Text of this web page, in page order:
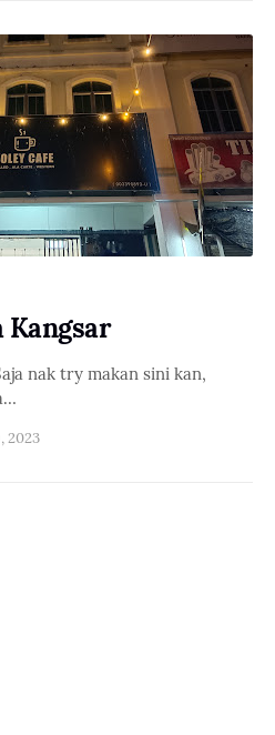
Kangsar
nak try makan sini kan,
2023